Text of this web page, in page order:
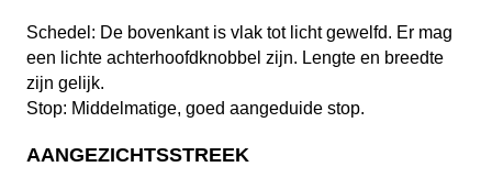
Schedel: De bovenkant is vlak tot licht gewelfd. Er mag
een lichte achterhoofdknobbel zijn. Lengte en breedte
zijn gelijk.
Stop: Middelmatige, goed aangeduide stop.
AANGEZICHTSSTREEK